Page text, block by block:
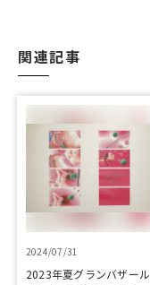
関連記事
2024/07/31
2023年夏グランバザール